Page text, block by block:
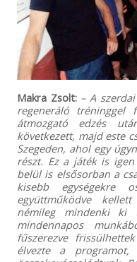
Makra Zsolt: – A
regeneráló
átmozgató edzés
következett, majd este
Szegeden, ahol egy
részt. Ez a játék is
belül is elsősorban a
kisebb egységekre
együttműködve
némileg mindenki ki
mindennapos
fűszerezve
élvezte a